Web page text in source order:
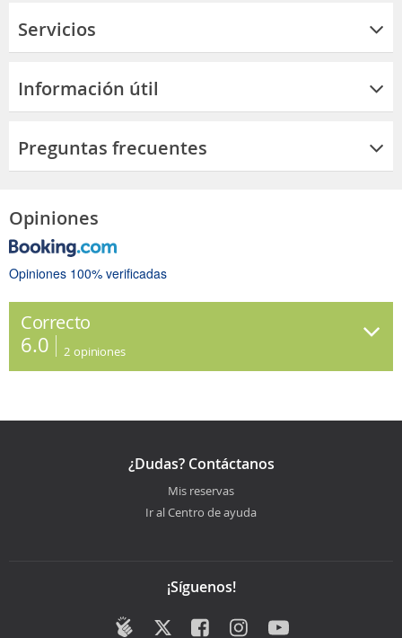
Servicios
Información útil
Preguntas frecuentes
Opiniones
Opiniones 100% verificadas
Correcto
6.0 2 opiniones
¿Dudas? Contáctanos
Mis reservas
Ir al Centro de ayuda
¡Síguenos!